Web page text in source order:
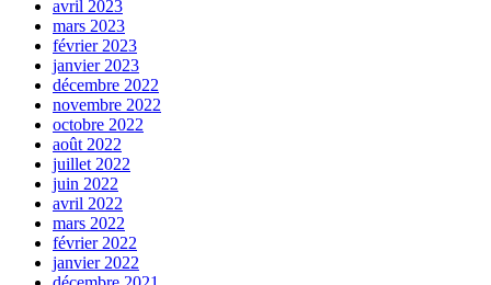
avril 2023
mars 2023
février 2023
janvier 2023
décembre 2022
novembre 2022
octobre 2022
août 2022
juillet 2022
juin 2022
avril 2022
mars 2022
février 2022
janvier 2022